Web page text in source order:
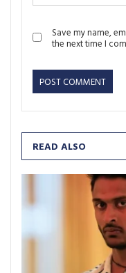
Save my name,
the next time I
READ ALSO